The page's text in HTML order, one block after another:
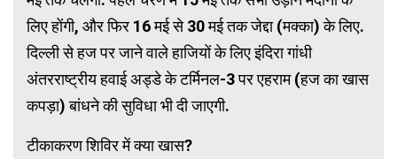
लिए होंगी, और फिर 16 मई से 30 मई तक जेद्दा (मक्का) के लिए.
दिल्ली से हज पर जाने वाले हाजियों के लिए इंदिरा गांधी
अंतरराष्ट्रीय हवाई अड्डे के टर्मिनल-3 पर एहराम (हज का खास
कपड़ा) बांधने की सुविधा भी दी जाएगी.
टीकाकरण शिविर में क्या खास?